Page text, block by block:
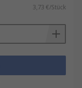
3,73 €/Stück